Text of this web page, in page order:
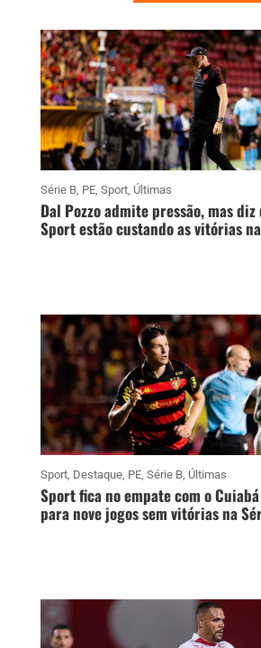
Série B, PE, Sport, Últimas
Dal Pozzo admite pressão, mas
Sport estão custando as vitórias
Sport, Destaque, PE, Série B, Últimas
Sport fica no empate com o
para nove jogos sem vitórias na